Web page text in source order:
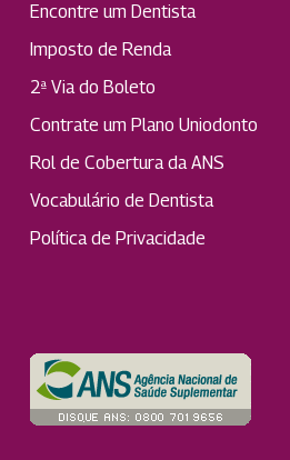
Encontre um Dentista
Imposto de Renda
2ª Via do Boleto
Contrate um Plano Uniodonto
Rol de Cobertura da ANS
Vocabulário de Dentista
Política de Privacidade